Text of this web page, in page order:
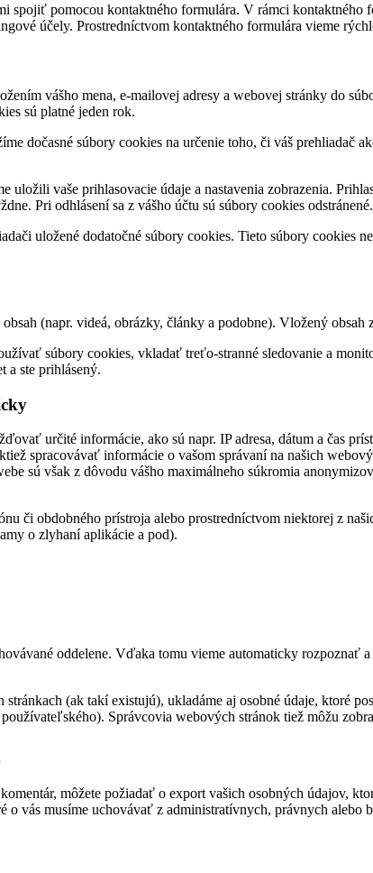
spojiť pomocou kontaktného formulára. V rámci kontaktného
účely. Prostredníctvom kontaktného formulára vieme
vášho mena, e-mailovej adresy a webovej stránky do
sú platné jeden rok.
dočasné súbory cookies na určenie toho, či váš prehliadač
vaše prihlasovacie údaje a nastavenia zobrazenia.
Pri odhlásení sa z vášho účtu sú súbory cookies odstránené.
uložené dodatočné súbory cookies. Tieto súbory cookies
(napr. videá, obrázky, články a podobne). Vložený
súbory cookies, vkladať treťo-stranné sledovanie a
a ste prihlásený.
určité informácie, ako sú napr. IP adresa, dátum a čas
spracovávať informácie o vašom správaní na našich
sú však z dôvodu vášho maximálneho súkromia
či obdobného prístroja alebo prostredníctvom niektorej z
o zlyhaní aplikácie a pod).
oddelene. Vďaka tomu vieme automaticky
(ak takí existujú), ukladáme aj osobné údaje,
Správcovia webových stránok tiež môžu
môžete požiadať o export vašich osobných údajov,
o vás musíme uchovávať z administratívnych, právnych alebo